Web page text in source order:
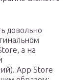
довольно
а на
App Store